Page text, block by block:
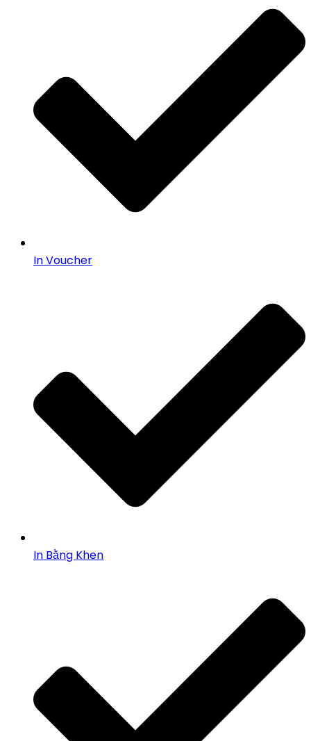
In Voucher
In Bằng Khen